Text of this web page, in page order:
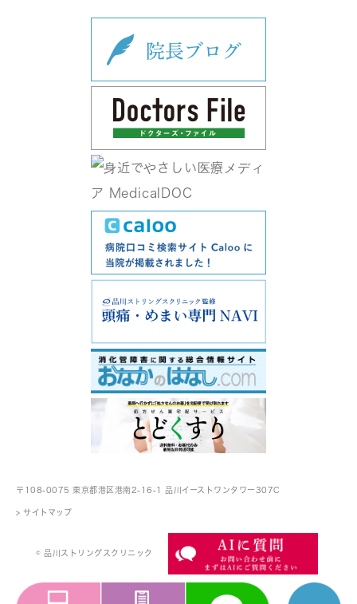
〒108-0075 東京都港区港南2-16-1 品川イーストワンタワー307C
> サイトマップ
© 品川ストリングスクリニック